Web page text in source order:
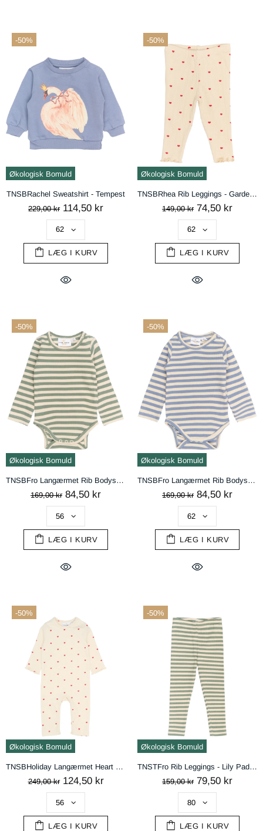
-50%
Økologisk Bomuld
TNSBRachel Sweatshirt - Tempest
229,00 kr 114,50 kr
LÆG I KURV
-50%
Økologisk Bomuld
TNSBRhea Rib Leggings - Gardenia AOP
149,00 kr 74,50 kr
LÆG I KURV
-50%
Økologisk Bomuld
TNSBFro Langærmet Rib Bodystocking - Lily Pad Striped
169,00 kr 84,50 kr
LÆG I KURV
-50%
Økologisk Bomuld
TNSBFro Langærmet Rib Bodystocking - Tempest Striped
169,00 kr 84,50 kr
LÆG I KURV
-50%
Økologisk Bomuld
TNSBHoliday Langærmet Heart Rib Heldragt - Gardenia AOP
249,00 kr 124,50 kr
LÆG I KURV
-50%
Økologisk Bomuld
TNSTFro Rib Leggings - Lily Pad Striped
159,00 kr 79,50 kr
LÆG I KURV
handelsbetingelser